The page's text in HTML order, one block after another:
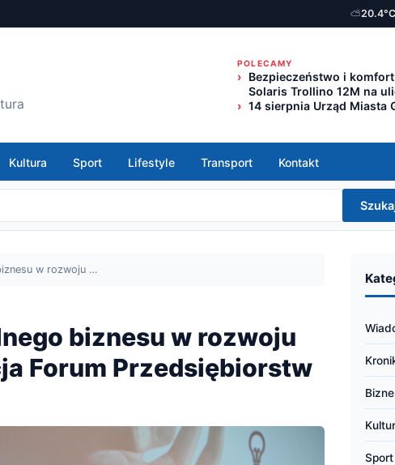
⛅20.4°C
POLECAMY
Bezpieczeństwo i
Solaris Trollino 12M na
14 sierpnia Urząd Miasta
Kultura Sport Lifestyle Transport Kontakt
w rozwoju …
biznesu w rozwoju
Forum Przedsiębiorstw
Sport